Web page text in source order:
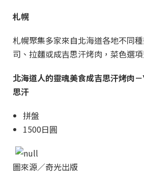
札幌
札幌聚集多家來自北海道各地不同
司、拉麵或成吉思汗烤肉，菜色選項
北海道人的靈魂美食成吉思汗烤肉
思汗
拼盤
1500日圓
圖來源／奇光出版